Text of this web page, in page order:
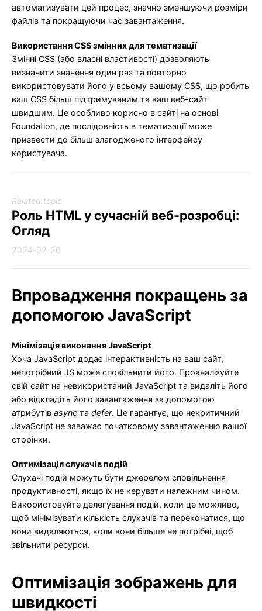
автоматизувати цей процес, значно зменшуючи розміри
файлів та покращуючи час завантаження.
Використання CSS змінних для тематизації
Змінні CSS (або власні властивості) дозволяють
визначити значення один раз та повторно
використовувати його у всьому вашому CSS, що робить
ваш CSS більш підтримуваним та ваш веб-сайт
швидшим. Це особливо корисно в сайті на основі
Foundation, де послідовність в тематизації може
призвести до більш злагодженого інтерфейсу
користувача.
Related topic
Роль HTML у сучасній веб-розробці:
Огляд
2024-02-20
Впровадження покращень за
допомогою JavaScript
Мінімізація виконання JavaScript
Хоча JavaScript додає інтерактивність на ваш сайт,
непотрібний JS може сповільнити його. Проаналізуйте
свій сайт на невикористаний JavaScript та видаліть його
або відкладіть його завантаження за допомогою
атрибутів async та defer. Це гарантує, що некритичний
JavaScript не заважає початковому завантаженню вашої
сторінки.
Оптимізація слухачів подій
Слухачі подій можуть бути джерелом сповільнення
продуктивності, якщо їх не керувати належним чином.
Використовуйте делегування подій, коли це можливо,
щоб мінімізувати кількість слухачів та переконатися, що
вони видаляються, коли вони більше не потрібні, щоб
звільнити ресурси.
Оптимізація зображень для
швидкості